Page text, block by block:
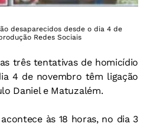
desaparecidos desde o dia 4 de
Redes Sociais
três tentativas de homicídio
4 de novembro têm ligação
Daniel e Matuzalém.
às 18 horas, no dia 3